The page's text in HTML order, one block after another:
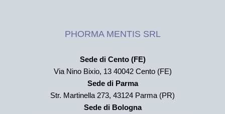
PHORMA MENTIS SRL
Sede di Cento (FE)
Via Nino Bixio, 13 40042 Cento (FE)
Sede di Parma
Str. Martinella 273, 43124 Parma (PR)
Sede di Bologna